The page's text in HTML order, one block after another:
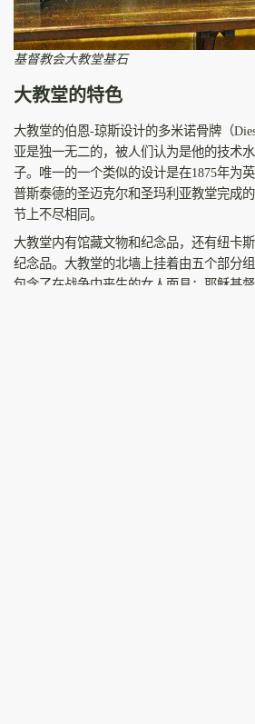
基督教会大教堂基石
大教堂的特色
大教堂的伯恩-琼斯设计的多米诺骨牌（
亚是独一无二的，被人们认为是他的技术
子。唯一的一个类似的设计是在1875年为
普斯泰德的圣迈克尔和圣玛利亚教堂完成
节上不尽相同。
大教堂内有馆藏文物和纪念品，还有纽卡
纪念品。大教堂的北墙上挂着由五个部分
包含了在战争中丧生的女人面具；耶稣基督